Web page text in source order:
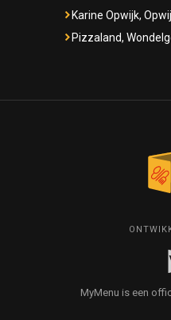
Karine Opwijk,
Pizzaland,
MyMenu is een